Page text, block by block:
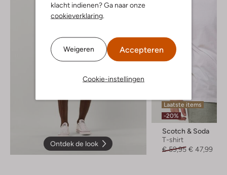
klacht indienen? Ga naar onze
cookieverklaring
Weigeren Accepteren
Cookie-instellingen
Ontdek de look
Laatste items
-20%
Scotch & Soda
T-shirt
€ 59,95 € 47,99